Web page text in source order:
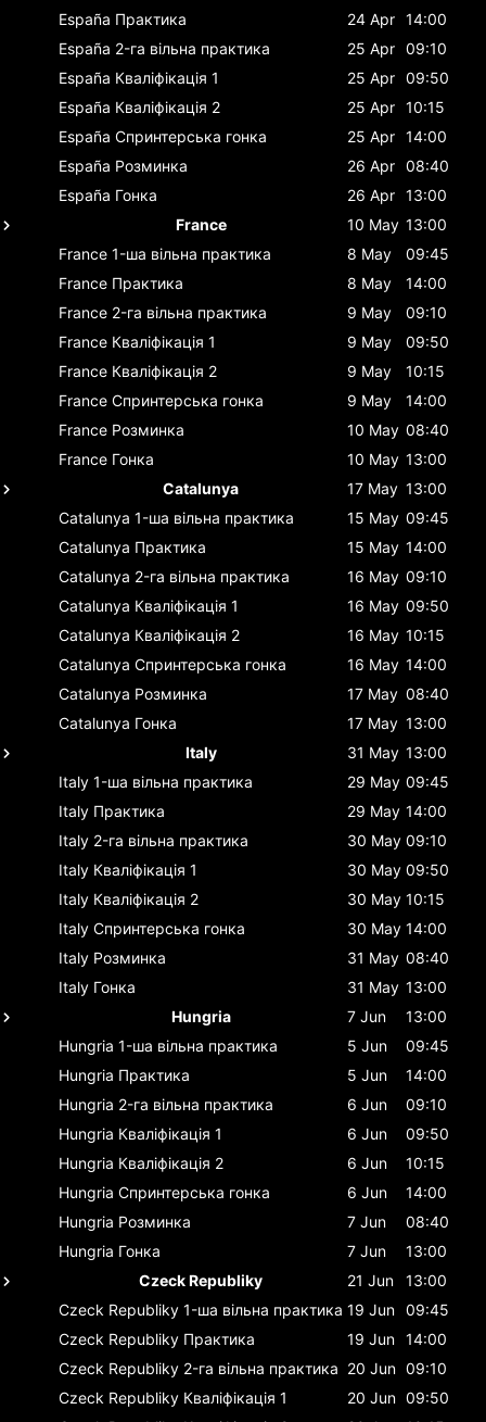
España Практика 24 Apr 14:00
España 2-га вільна практика 25 Apr 09:10
España Кваліфікація 1 25 Apr 09:50
España Кваліфікація 2 25 Apr 10:15
España Спринтерська гонка 25 Apr 14:00
España Розминка 26 Apr 08:40
España Гонка 26 Apr 13:00
France
10 May 13:00
France 1-ша вільна практика 8 May
09:45
France Практика 8 May
14:00
France 2-га вільна практика 9 May
09:10
France Кваліфікація 1 9 May
09:50
France Кваліфікація 2 9 May
10:15
France Спринтерська гонка 9 May
14:00
France Розминка 10 May 08:40
France Гонка 10 May 13:00
Catalunya
17 May 13:00
Catalunya 1-ша вільна практика 15 May 09:45
Catalunya Практика 15 May 14:00
Catalunya 2-га вільна практика 16 May 09:10
Catalunya Кваліфікація 1 16 May 09:50
Catalunya Кваліфікація 2 16 May 10:15
Catalunya Спринтерська гонка 16 May 14:00
Catalunya Розминка 17 May 08:40
Catalunya Гонка 17 May 13:00
Italy
31 May 13:00
Italy 1-ша вільна практика 29 May 09:45
Italy Практика 29 May 14:00
Italy 2-га вільна практика 30 May 09:10
Italy Кваліфікація 1 30 May 09:50
Italy Кваліфікація 2 30 May 10:15
Italy Спринтерська гонка 30 May 14:00
Italy Розминка 31 May 08:40
Italy Гонка 31 May 13:00
Hungria
7 Jun
13:00
Hungria 1-ша вільна практика 5 Jun
09:45
Hungria Практика 5 Jun
14:00
Hungria 2-га вільна практика 6 Jun
09:10
Hungria Кваліфікація 1 6 Jun
09:50
Hungria Кваліфікація 2 6 Jun
10:15
Hungria Спринтерська гонка 6 Jun
14:00
Hungria Розминка 7 Jun
08:40
Hungria Гонка 7 Jun
13:00
Czeck Republiky
21 Jun
13:00
Czeck Republiky 1-ша вільна практика 19 Jun 09:45
Czeck Republiky Практика 19 Jun 14:00
Czeck Republiky 2-га вільна практика 20 Jun 09:10
Czeck Republiky Кваліфікація 1 20 Jun 09:50